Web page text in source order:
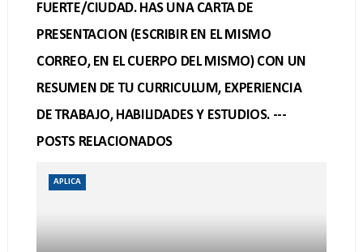
FUERTE/CIUDAD. HAS UNA CARTA DE
PRESENTACION (ESCRIBIR EN EL MISMO
CORREO, EN EL CUERPO DEL MISMO) CON UN
RESUMEN DE TU CURRICULUM, EXPERIENCIA
DE TRABAJO, HABILIDADES Y ESTUDIOS. ---
POSTS RELACIONADOS
APLICA